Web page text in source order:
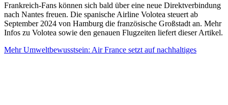
Frankreich-Fans können sich bald über eine neue Direktverbindung
nach Nantes freuen. Die spanische Airline Volotea steuert ab
September 2024 von Hamburg die französische Großstadt an. Mehr
Infos zu Volotea sowie den genauen Flugzeiten liefert dieser Artikel.
Mehr Umweltbewusstsein: Air France setzt auf nachhaltiges